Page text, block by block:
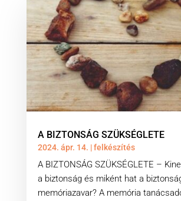
A BIZTONSÁG SZÜKSÉGLETE
2024. ápr. 14. |felkészítés
A BIZTONSÁG SZÜKSÉGLETE –
a biztonság és miként hat a
memóriazavar? A memória